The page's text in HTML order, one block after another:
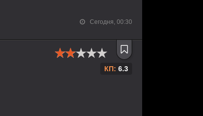
Сегодня, 00:30
КП: 6.3